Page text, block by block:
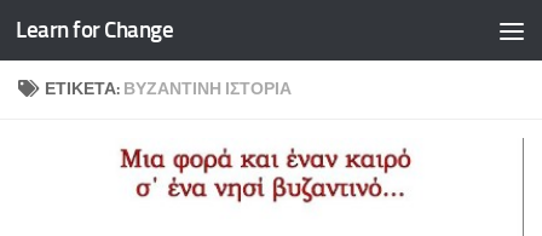
Skip to content
Learn for Change
ΕΤΙΚΈΤΑ: ΒΥΖΑΝΤΙΝΉ ΙΣΤΟΡΊΑ